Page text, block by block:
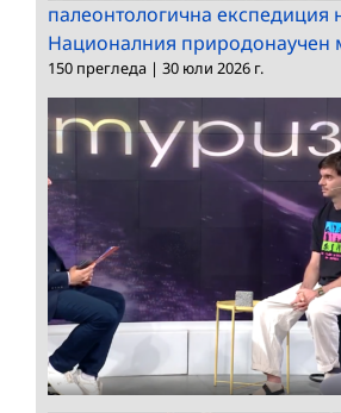
палеонтологична експедиция
Националния природонаучен
150 прегледа | 30 юли 2026 г.